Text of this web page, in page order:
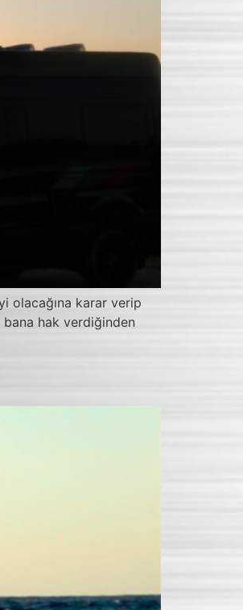
olacağına karar verip
hak verdiğinden